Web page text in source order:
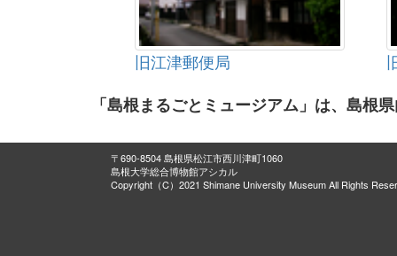
旧江津郵便局
「島根まるごとミュージアム」は、島根
〒690-8504 島根県松江市西川津町1060
島根大学総合博物館アシカル
Copyright（C）2021 Shimane University Museum All Rights